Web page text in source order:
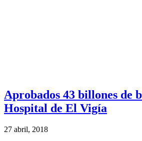
Aprobados 43 billones de
Hospital de El Vigía
27 abril, 2018